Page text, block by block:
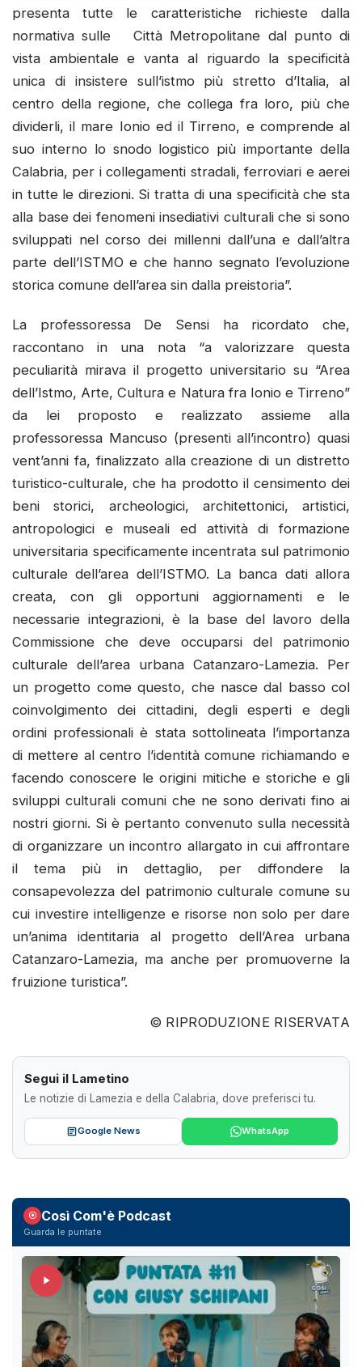
presenta tutte le caratteristiche richieste dalla
normativa sulle Città Metropolitane dal punto di
vista ambientale e vanta al riguardo la specificità
unica di insistere sull’istmo più stretto d’Italia, al
centro della regione, che collega fra loro, più che
dividerli, il mare Ionio ed il Tirreno, e comprende al
suo interno lo snodo logistico più importante della
Calabria, per i collegamenti stradali, ferroviari e aerei
in tutte le direzioni. Si tratta di una specificità che sta
alla base dei fenomeni insediativi culturali che si sono
sviluppati nel corso dei millenni dall’una e dall’altra
parte dell’ISTMO e che hanno segnato l’evoluzione
storica comune dell’area sin dalla preistoria”.
La professoressa De Sensi ha ricordato che,
raccontano in una nota “a valorizzare questa
peculiarità mirava il progetto universitario su “Area
dell’Istmo, Arte, Cultura e Natura fra Ionio e Tirreno”
da lei proposto e realizzato assieme alla
professoressa Mancuso (presenti all’incontro) quasi
vent’anni fa, finalizzato alla creazione di un distretto
turistico-culturale, che ha prodotto il censimento dei
beni storici, archeologici, architettonici, artistici,
antropologici e museali ed attività di formazione
universitaria specificamente incentrata sul patrimonio
culturale dell’area dell’ISTMO. La banca dati allora
creata, con gli opportuni aggiornamenti e le
necessarie integrazioni, è la base del lavoro della
Commissione che deve occuparsi del patrimonio
culturale dell’area urbana Catanzaro-Lamezia. Per
un progetto come questo, che nasce dal basso col
coinvolgimento dei cittadini, degli esperti e degli
ordini professionali è stata sottolineata l’importanza
di mettere al centro l’identità comune richiamando e
facendo conoscere le origini mitiche e storiche e gli
sviluppi culturali comuni che ne sono derivati fino ai
nostri giorni. Si è pertanto convenuto sulla necessità
di organizzare un incontro allargato in cui affrontare
il tema più in dettaglio, per diffondere la
consapevolezza del patrimonio culturale comune su
cui investire intelligenze e risorse non solo per dare
un’anima identitaria al progetto dell’Area urbana
Catanzaro-Lamezia, ma anche per promuoverne la
fruizione turistica”.
© RIPRODUZIONE RISERVATA
Segui il Lametino
Le notizie di Lamezia e della Calabria, dove preferisci tu.
Google News WhatsApp
Così Com'è Podcast
Guarda le puntate